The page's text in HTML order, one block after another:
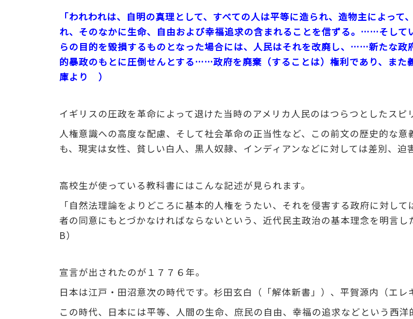
「われわれは、自明の真理として、すべての人は平等に造られ、造物主によっ
れ、そのなかに生命、自由および幸福追求の含まれることを信ずる。……そして
らの目的を毀損するものとなった場合には、人民はそれを改廃し、……新たな
的暴政のもとに圧倒せんとする……政府を廃棄（することは）権利であり、また
庫より ）
イギリスの圧政を革命によって退けた当時のアメリカ人民のはつらつとしたスピ
人権意識への高度な配慮、そして社会革命の正当性など、この前文の歴史的な
も、現実は女性、貧しい白人、黒人奴隷、インディアンなどに対しては差別、迫
高校生が使っている教科書にはこんな記述が見られます。
「自然法理論をよりどころに基本的人権をうたい、それを侵害する政府に対し
者の同意にもとづかなければならないという、近代民主政治の基本理念を明言
B）
宣言が出されたのが１７７６年。
日本は江戸・田沼意次の時代です。杉田玄白（「解体新書」）、平賀源内（エレ
この時代、日本には平等、人間の生命、庶民の自由、幸福の追求などという西